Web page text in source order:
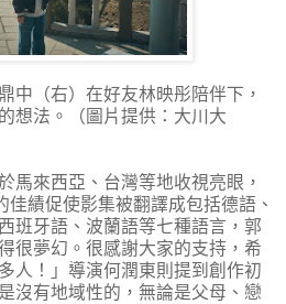
中（右）在好友林映彤陪伴下，
想法。（圖片提供：大川大
馬來西亞、台灣等地收視亮眼，
績促使影集被翻譯成包括德語、
班牙語、波蘭語等七種語言，郭
很夢幻。很感謝大家的支持，希
人！」導演何潤東則提到創作初
沒有地域性的，無論是父母、戀